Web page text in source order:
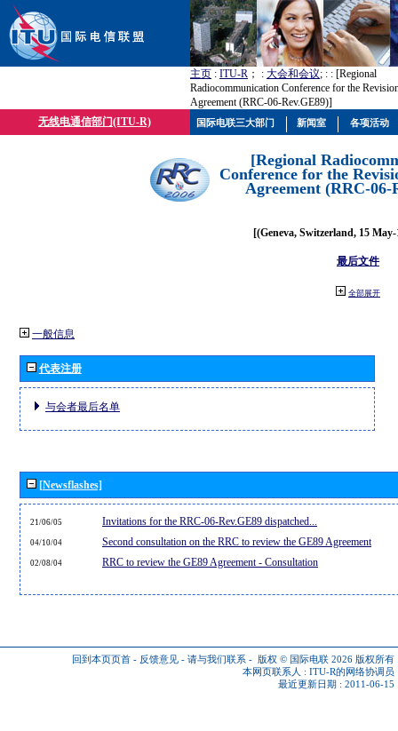
主页 : ITU-R ； : 大会和会议; : : [Regional
Radiocommunication Conference for the
Agreement (RRC-06-Rev.GE89)]
无线电通信部门(ITU-R)
[Regional
Conference for the
Agreement (RRC-06-
[(Geneva, Switzerland, 15
最后文件
全部展开
一般信息
代表注册
与会者最后名单
[Newsflashes]
21/06/05 Invitations for the RRC-06-Rev.GE89 dispatched...
04/10/04 Second consultation on the RRC to review the GE89 Agreement
02/08/04 RRC to review the GE89 Agreement - Consultation
回到本页页首 - 反馈意见 - 请与我们联系 - 版权 © 国际电联 2026 版权所有
本网页联系人 : ITU-R的网络协调员
最近更新日期 : 2011-06-15
国际电联三大部门 新闻室 各项活动